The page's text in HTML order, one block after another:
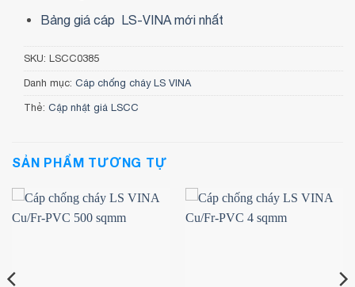
Bảng giá cáp LS-VINA mới nhất
SKU: LSCC0385
Danh mục: Cáp chống cháy LS VINA
Thẻ: Cập nhật giá LSCC
SẢN PHẨM TƯƠNG TỰ